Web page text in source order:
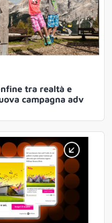
tra realtà e
campagna adv